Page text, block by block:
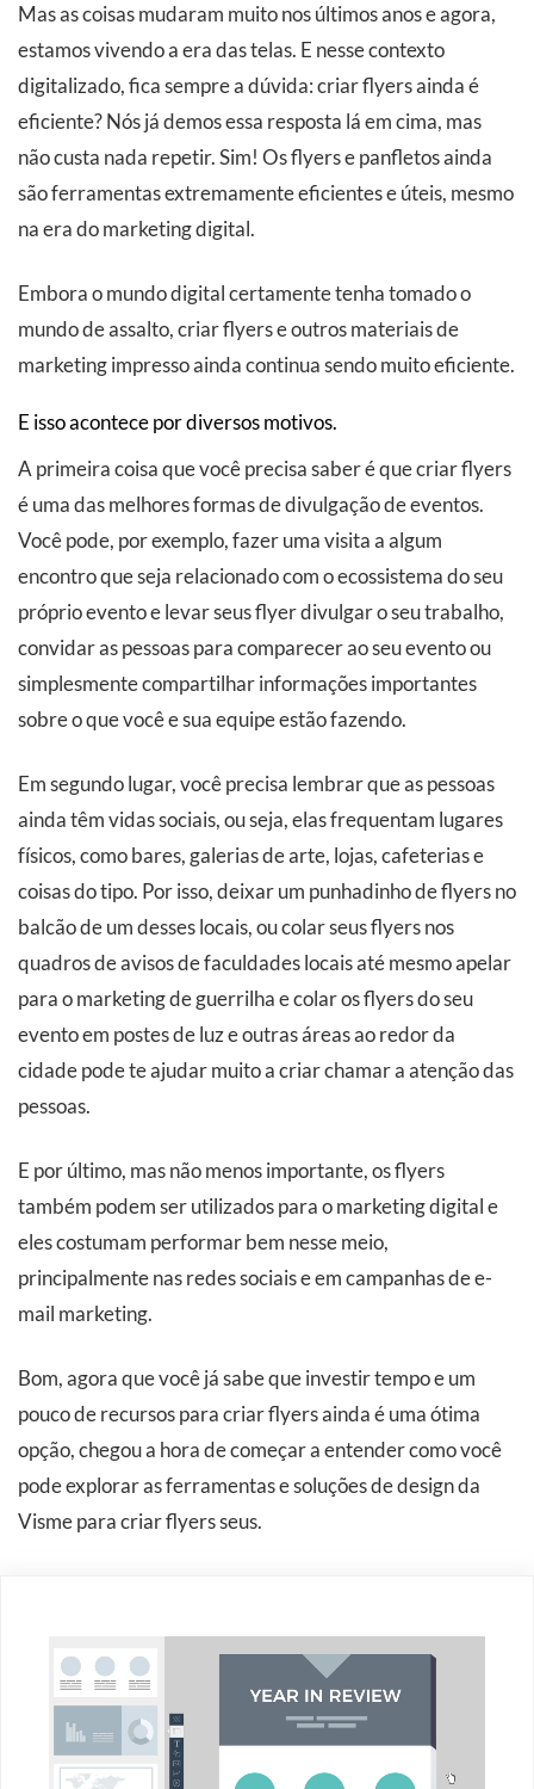
Mas as coisas mudaram muito nos últimos anos e agora,
estamos vivendo a era das telas. E nesse contexto
digitalizado, fica sempre a dúvida: criar flyers ainda é
eficiente? Nós já demos essa resposta lá em cima, mas
não custa nada repetir. Sim! Os flyers e panfletos ainda
são ferramentas extremamente eficientes e úteis, mesmo
na era do marketing digital.
Embora o mundo digital certamente tenha tomado o
mundo de assalto, criar flyers e outros materiais de
marketing impresso ainda continua sendo muito eficiente.
E isso acontece por diversos motivos.
A primeira coisa que você precisa saber é que criar flyers
é uma das melhores formas de divulgação de eventos.
Você pode, por exemplo, fazer uma visita a algum
encontro que seja relacionado com o ecossistema do seu
próprio evento e levar seus flyer divulgar o seu trabalho,
convidar as pessoas para comparecer ao seu evento ou
simplesmente compartilhar informações importantes
sobre o que você e sua equipe estão fazendo.
Em segundo lugar, você precisa lembrar que as pessoas
ainda têm vidas sociais, ou seja, elas frequentam lugares
físicos, como bares, galerias de arte, lojas, cafeterias e
coisas do tipo. Por isso, deixar um punhadinho de flyers no
balcão de um desses locais, ou colar seus flyers nos
quadros de avisos de faculdades locais até mesmo apelar
para o marketing de guerrilha e colar os flyers do seu
evento em postes de luz e outras áreas ao redor da
cidade pode te ajudar muito a criar chamar a atenção das
pessoas.
E por último, mas não menos importante, os flyers
também podem ser utilizados para o marketing digital e
eles costumam performar bem nesse meio,
principalmente nas redes sociais e em campanhas de e-
mail marketing.
Bom, agora que você já sabe que investir tempo e um
pouco de recursos para criar flyers ainda é uma ótima
opção, chegou a hora de começar a entender como você
pode explorar as ferramentas e soluções de design da
Visme para criar flyers seus.